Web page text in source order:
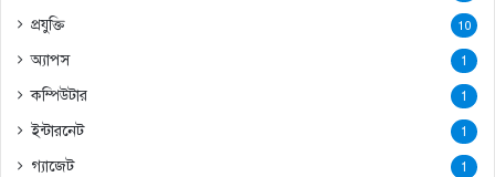
প্রযুক্তি 10
অ্যাপস 1
কম্পিউটার 1
ইন্টারনেট 1
গ্যাজেট 1